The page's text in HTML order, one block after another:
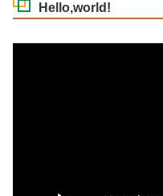
Hello,world!